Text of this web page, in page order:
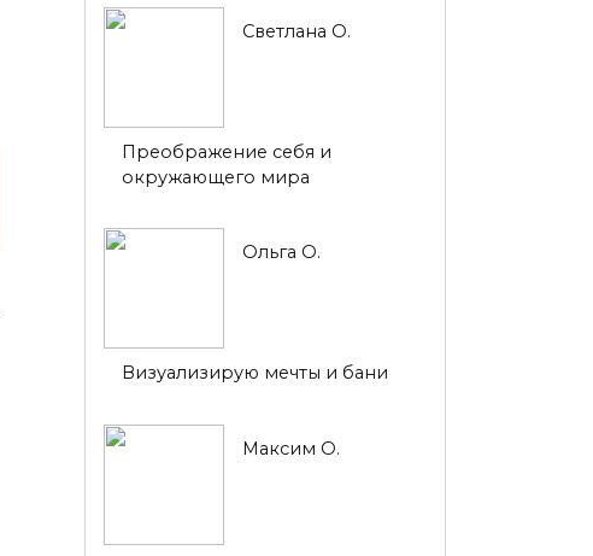
Светлана О.
Преображение себя и
окружающего мира
Ольга О.
Визуализирую мечты и бани
Максим О.